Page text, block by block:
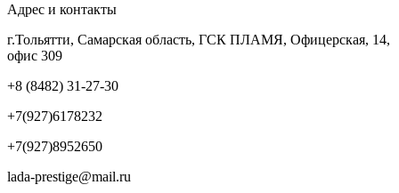
Адрес и контакты
г.Тольятти, Самарская область, ГСК ПЛАМЯ, Офицерская, 14,
офис 309
+8 (8482) 31-27-30
+7(927)6178232
+7(927)8952650
lada-prestige@mail.ru